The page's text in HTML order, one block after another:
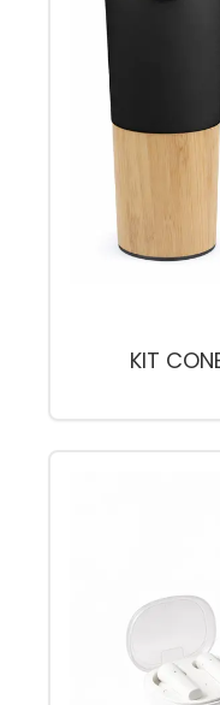
KIT